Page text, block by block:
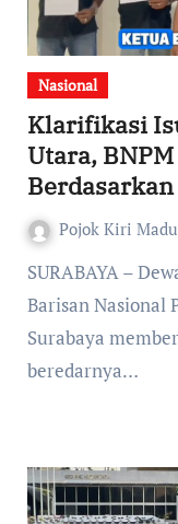
Nasional
Klarifikasi
Utara,
Pojok Kiri
SURABAYA – Dewan Pimpinan Daerah (DPD)
Barisan Nasional
Surabaya
beredarnya…